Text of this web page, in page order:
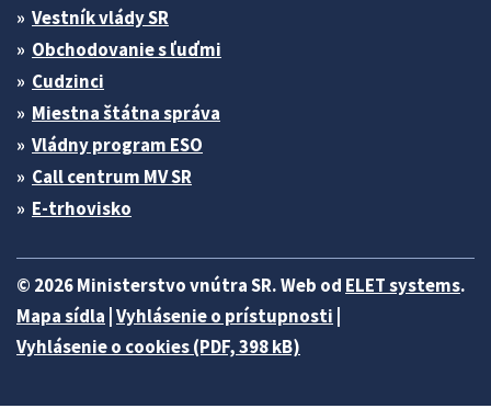
Vestník vlády SR
Obchodovanie s ľuďmi
Cudzinci
Miestna štátna správa
Vládny program ESO
Call centrum MV SR
E-trhovisko
© 2026 Ministerstvo vnútra SR. Web od ELET systems.
Mapa sídla Vyhlásenie o prístupnosti
Vyhlásenie o cookies (PDF, 398 kB)